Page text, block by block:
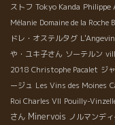
ストフ Tokyo Kanda Philippe
Mélanie Domaine de la Roche
ドレ・オステルタグ L'Angevin
や・ユキ子さん ソーテルン
2018 Christophe Pacalet ジ
ージュ Les Vins des Moines
Roi Charles VII Pouilly-
さん Minervois ノルマンデ